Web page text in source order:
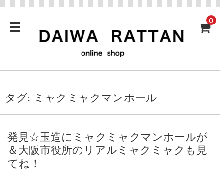
0
タグ: ミャクミャクマンホール
発見☆玉造にミャクミャクマンホールが
＆大阪市役所のリアルミャクミャクも見
てね！